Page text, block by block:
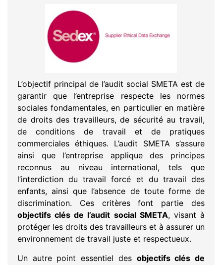
L’objectif principal de l’audit social SMETA est de
garantir que l’entreprise respecte les normes
sociales fondamentales, en particulier en matière
de droits des travailleurs, de sécurité au travail,
de conditions de travail et de pratiques
commerciales éthiques. L’audit SMETA s’assure
ainsi que l’entreprise applique des principes
reconnus au niveau international, tels que
l’interdiction du travail forcé et du travail des
enfants, ainsi que l’absence de toute forme de
discrimination. Ces critères font partie des
objectifs clés de l’audit social SMETA, visant à
protéger les droits des travailleurs et à assurer un
environnement de travail juste et respectueux.
Un autre point essentiel des objectifs clés de